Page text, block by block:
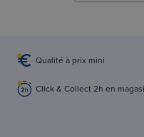
Qualité à prix mini
Click & Collect 2h en